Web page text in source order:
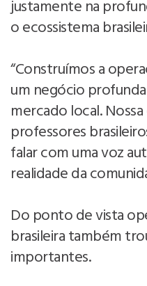
justamente na
o ecossistema
“Construímos a
um negócio
mercado local.
professores
falar com uma voz
realidade da
Do ponto de vista
brasileira também
importantes.